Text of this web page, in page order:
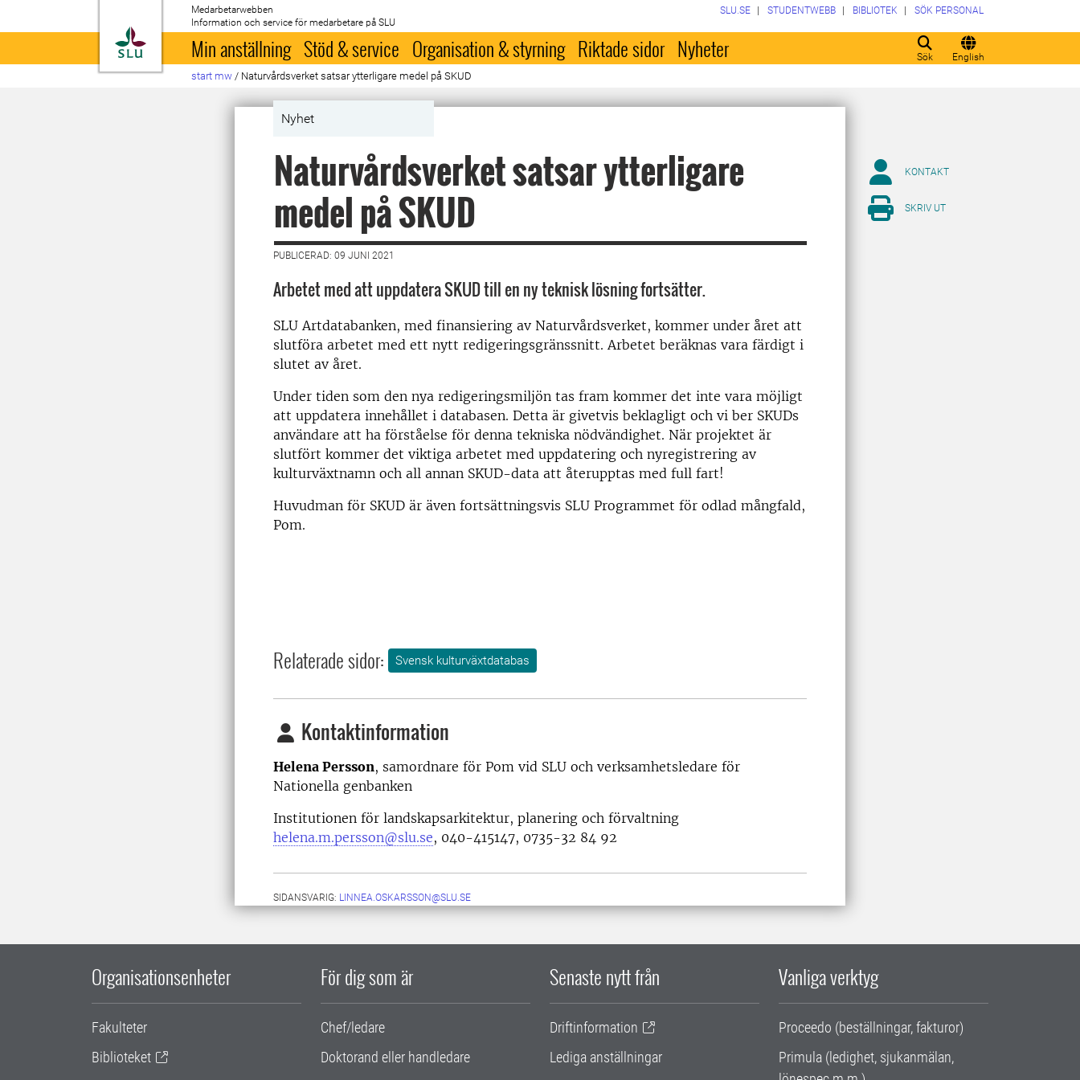
Till startsida
Medarbetarwebben
Information och service för medarbetare på SLU
Sök English
SLU.SE STUDENTWEBB BIBLIOTEK SÖK PERSONAL
Min anställning Stöd & service Organisation & styrning Riktade sidor Nyheter
start mw / Naturvårdsverket satsar ytterligare medel på SKUD
Nyhet
Naturvårdsverket satsar ytterligare
medel på SKUD
PUBLICERAD: 09 JUNI 2021
Arbetet med att uppdatera SKUD till en ny teknisk lösning fortsätter.
SLU Artdatabanken, med finansiering av Naturvårdsverket, kommer under året att
slutföra arbetet med ett nytt redigeringsgränssnitt. Arbetet beräknas vara färdigt i
slutet av året.
Under tiden som den nya redigeringsmiljön tas fram kommer det inte vara möjligt
att uppdatera innehållet i databasen. Detta är givetvis beklagligt och vi ber SKUDs
användare att ha förståelse för denna tekniska nödvändighet. När projektet är
slutfört kommer det viktiga arbetet med uppdatering och nyregistrering av
kulturväxtnamn och all annan SKUD-data att återupptas med full fart!
Huvudman för SKUD är även fortsättningsvis SLU Programmet för odlad mångfald,
Pom.
Relaterade sidor: Svensk kulturväxtdatabas
Kontaktinformation
Helena Persson, samordnare för Pom vid SLU och verksamhetsledare för
Nationella genbanken
Institutionen för landskapsarkitektur, planering och förvaltning
helena.m.persson@slu.se, 040-415147, 0735-32 84 92
SIDANSVARIG: LINNEA.OSKARSSON@SLU.SE
KONTAKT
SKRIV UT
Organisationsenheter
Fakulteter
Biblioteket
För dig som är
Chef/ledare
Doktorand eller handledare
Senaste nytt från
Driftinformation
Lediga anställningar
Vanliga verktyg
Proceedo (beställningar, fakturor)
Primula (ledighet, sjukanmälan,